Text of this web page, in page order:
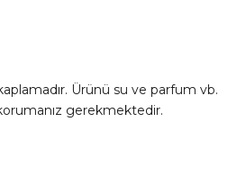
Ürünü su ve parfum vb.
gerekmektedir.